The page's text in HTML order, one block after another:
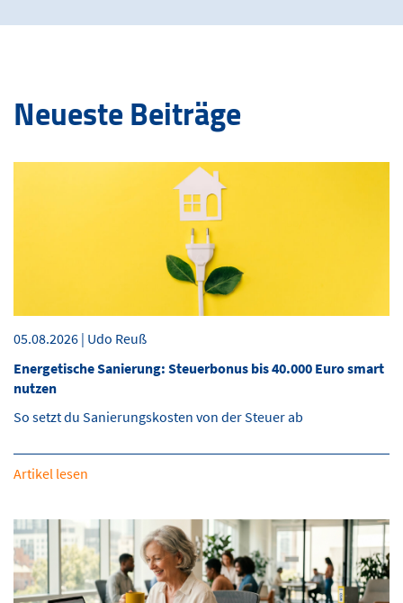
Neueste Beiträge
05.08.2026 | Udo Reuß
Energetische Sanierung: Steuerbonus bis 40.000 Euro smart
nutzen
So setzt du Sanierungskosten von der Steuer ab
Artikel lesen